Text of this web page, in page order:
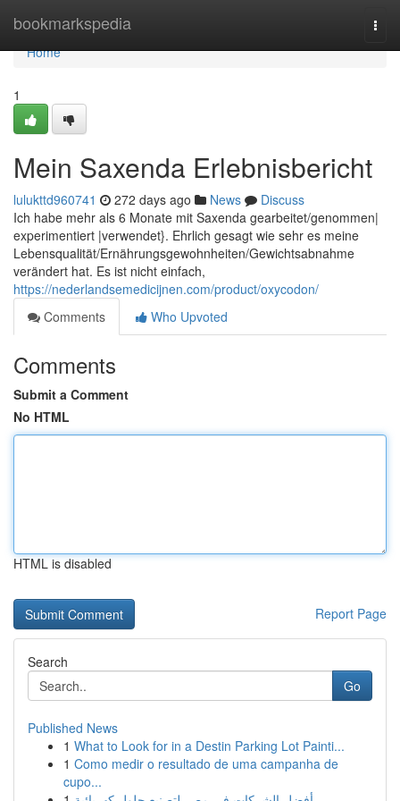
bookmarkspedia
Home
Home
1
Mein Saxenda Erlebnisbericht
lulukttd960741 272 days ago News
Discuss
Ich habe mehr als 6 Monate mit Saxenda gearbeitet/genommen|
experimentiert |verwendet}. Ehrlich gesagt wie sehr es meine
Lebensqualität/Ernährungsgewohnheiten/Gewichtsabnahme
verändert hat. Es ist nicht einfach,
https://nederlandsemedicijnen.com/product/oxycodon/
Comments
Who Upvoted
Comments
Submit a Comment
No HTML
HTML is disabled
Report Page
Search
Go
Published News
1 What to Look for in a Destin Parking Lot Painti...
1 Como medir o resultado de uma campanha de
cupo...